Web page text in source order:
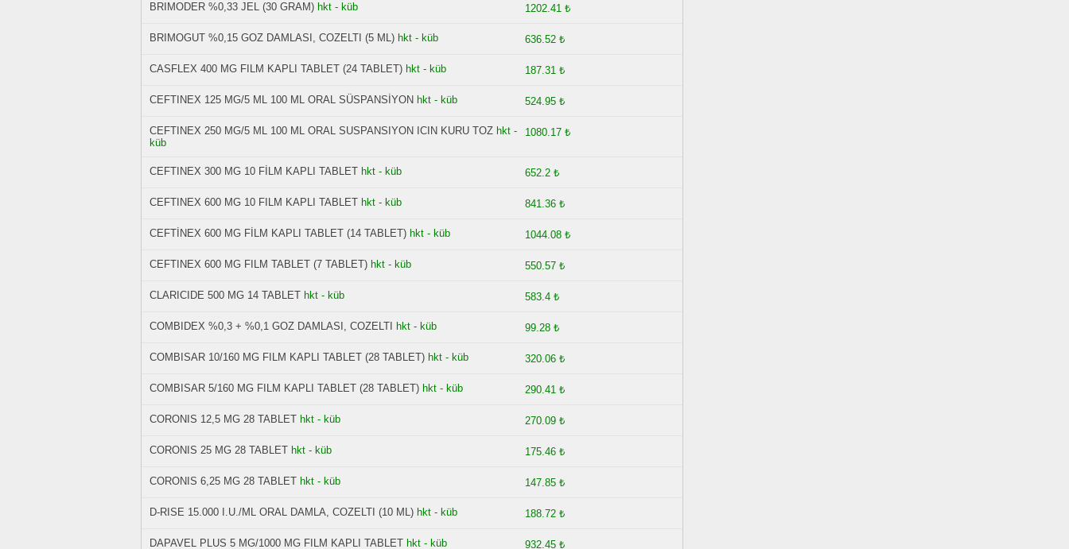
BRIMODER %0,33 JEL (30 GRAM) hkt - küb 1202.41 ₺
BRIMOGUT %0,15 GOZ DAMLASI, COZELTI (5 ML) hkt - küb 636.52 ₺
CASFLEX 400 MG FILM KAPLI TABLET (24 TABLET) hkt - küb 187.31 ₺
CEFTINEX 125 MG/5 ML 100 ML ORAL SÜSPANSİYON hkt - küb 524.95 ₺
CEFTINEX 250 MG/5 ML 100 ML ORAL SUSPANSIYON ICIN KURU TOZ hkt -
küb
1080.17 ₺
CEFTINEX 300 MG 10 FİLM KAPLI TABLET hkt - küb 652.2 ₺
CEFTINEX 600 MG 10 FILM KAPLI TABLET hkt - küb 841.36 ₺
CEFTİNEX 600 MG FİLM KAPLI TABLET (14 TABLET) hkt - küb 1044.08 ₺
CEFTINEX 600 MG FILM TABLET (7 TABLET) hkt - küb 550.57 ₺
CLARICIDE 500 MG 14 TABLET hkt - küb 583.4 ₺
COMBIDEX %0,3 + %0,1 GOZ DAMLASI, COZELTI hkt - küb 99.28 ₺
COMBISAR 10/160 MG FILM KAPLI TABLET (28 TABLET) hkt - küb 320.06 ₺
COMBISAR 5/160 MG FILM KAPLI TABLET (28 TABLET) hkt - küb 290.41 ₺
CORONIS 12,5 MG 28 TABLET hkt - küb 270.09 ₺
CORONIS 25 MG 28 TABLET hkt - küb 175.46 ₺
CORONIS 6,25 MG 28 TABLET hkt - küb 147.85 ₺
D-RISE 15.000 I.U./ML ORAL DAMLA, COZELTI (10 ML) hkt - küb 188.72 ₺
DAPAVEL PLUS 5 MG/1000 MG FILM KAPLI TABLET hkt - küb 932.45 ₺